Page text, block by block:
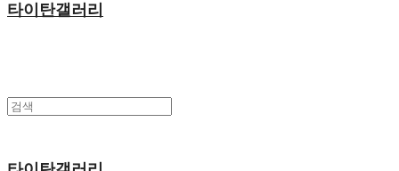
타이탄갤러리